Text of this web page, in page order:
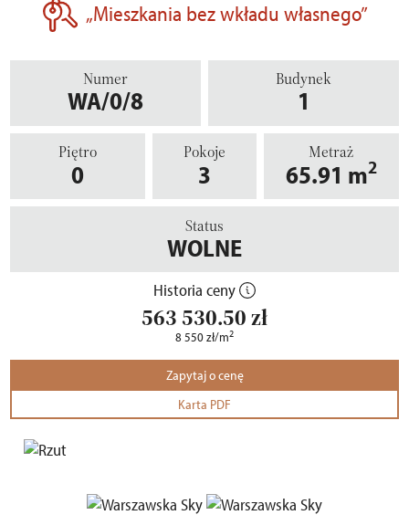
„Mieszkania bez wkładu własnego”
Numer
WA/0/8
Budynek
1
Piętro
0
Pokoje
3
Metraż
65.91 m2
Status
WOLNE
Historia ceny
563 530.50zł
8 550zł/m2
Zapytaj o cenę
Karta PDF